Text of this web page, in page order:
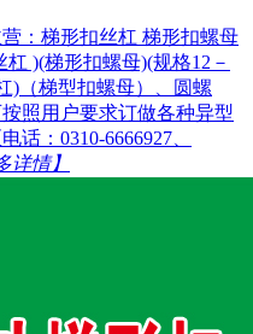
：梯形扣丝杠 梯形扣螺母
)(梯形扣螺母)(规格12－
)（梯型扣螺母）、圆螺
照用户要求订做各种异型
话：0310-6666927、
详情】